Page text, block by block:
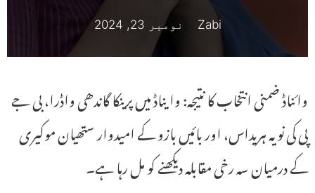
Zabi نومبر 23, 2024
وائناڈ ضمنی انتخاب کا نتیجہ: وایناڈ میں پرینکا گاندھی واڈرا، بی جے
پی کی نویہ ہریداس، اور بائیں بازو کے امیدوار ستھیان موکیری
کے درمیان سہ رخی مقابلہ دیکھنے کو مل رہا ہے۔